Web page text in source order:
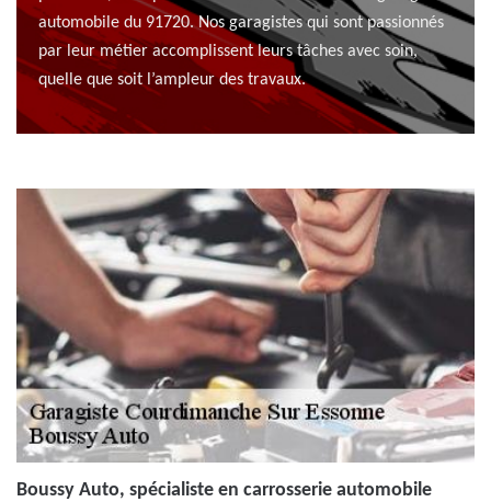
automobile du 91720. Nos garagistes qui sont passionnés
par leur métier accomplissent leurs tâches avec soin,
quelle que soit l’ampleur des travaux.
Boussy Auto, spécialiste en carrosserie automobile